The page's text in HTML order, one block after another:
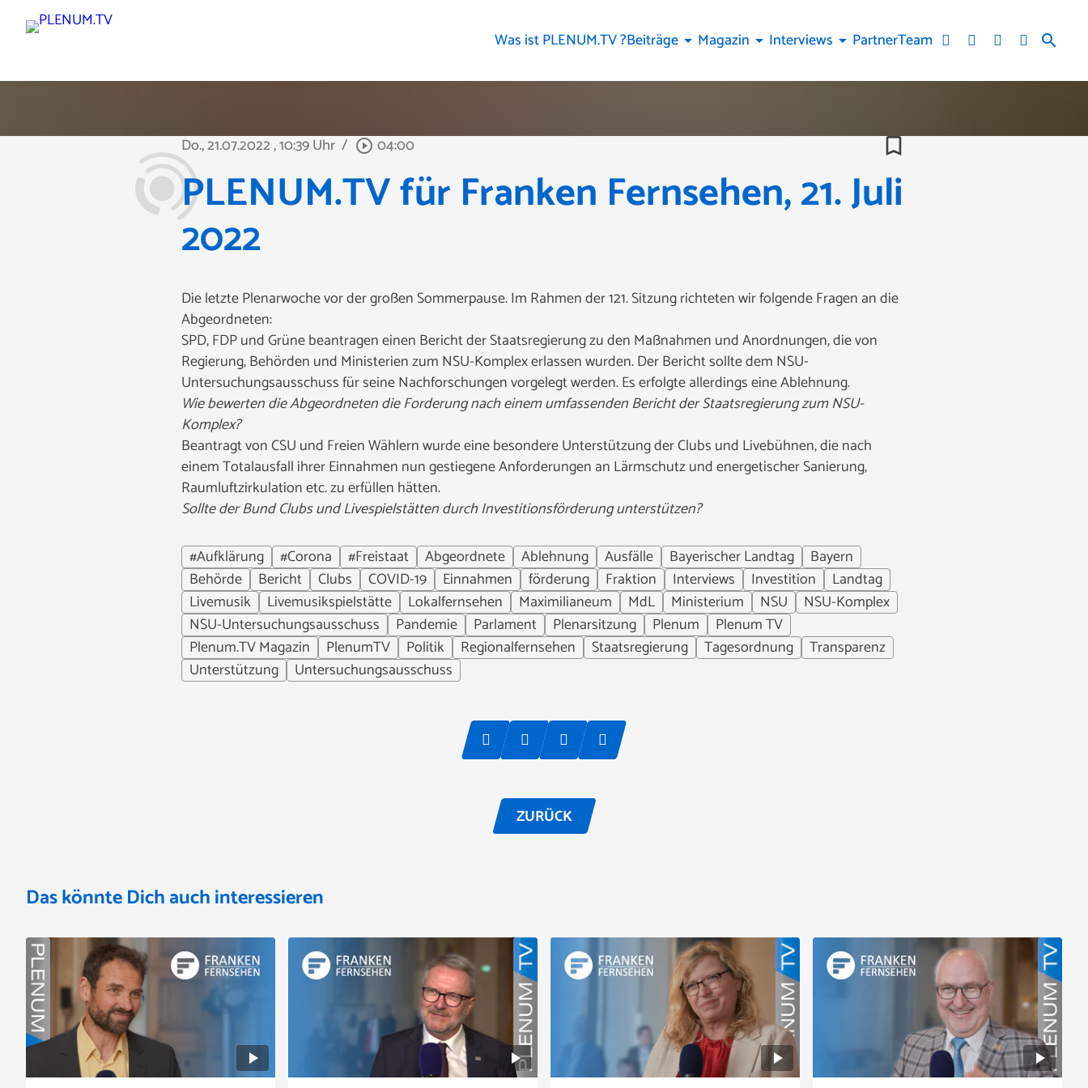
search
Was ist PLENUM.TV ?Beiträge arrow_drop_down Magazin arrow_drop_down Interviews arrow_drop_down PartnerTeam
Do., 21.07.2022, 10:39 Uhr / play_circle_outline 04:00 bookmark_border
PLENUM.TV für Franken Fernsehen, 21. Juli
2022
Die letzte Plenarwoche vor der großen Sommerpause. Im Rahmen der 121. Sitzung richteten wir folgende Fragen an die
Abgeordneten:
SPD, FDP und Grüne beantragen einen Bericht der Staatsregierung zu den Maßnahmen und Anordnungen, die von
Regierung, Behörden und Ministerien zum NSU-Komplex erlassen wurden. Der Bericht sollte dem NSU-
Untersuchungsausschuss für seine Nachforschungen vorgelegt werden. Es erfolgte allerdings eine Ablehnung.
Wie bewerten die Abgeordneten die Forderungnach einem umfassenden Bericht der Staatsregierung zum NSU-
Komplex?
Beantragt von CSU und Freien Wählern wurde eine besondere Unterstützung der Clubs und Livebühnen, die nach
einem Totalausfall ihrer Einnahmen nun gestiegene Anforderungen an Lärmschutz und energetischer Sanierung,
Raumluftzirkulation etc. zu erfüllen hätten.
Sollte der Bund Clubs und Livespielstätten durch Investitionsförderung unterstützen?
#Aufklärung
#Corona #Freistaat Abgeordnete Ablehnung Ausfälle Bayerischer Landtag
Bayern
Behörde
Bericht Clubs COVID-19 Einnahmen förderung Fraktion Interviews Investition
Landtag
Livemusik
Livemusikspielstätte Lokalfernsehen Maximilianeum MdL Ministerium NSU
NSU-Komplex
NSU-Untersuchungsausschuss
Pandemie Parlament Plenarsitzung Plenum
Plenum TV
Plenum.TV Magazin
PlenumTV Politik Regionalfernsehen Staatsregierung Tagesordnung
Transparenz
Unterstützung
Untersuchungsausschuss
ZURÜCK
Das könnte Dich auch interessieren